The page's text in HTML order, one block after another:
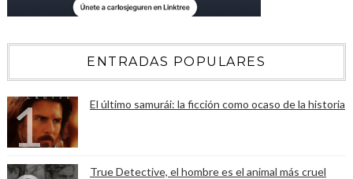
ENTRADAS POPULARES
El último samurái: la ficción como ocaso de la historia
True Detective, el hombre es el animal más cruel